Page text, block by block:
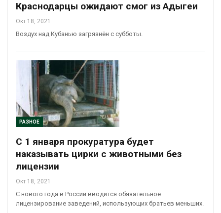
Краснодарцы ожидают смог из Адыгеи
Окт 18, 2021
Воздух над Кубанью загрязнён с субботы.
РАЗНОЕ
С 1 января прокуратура будет
наказывать цирки с животными без
лицензии
Окт 18, 2021
С нового года в России вводится обязательное
лицензирование заведений, использующих братьев меньших.